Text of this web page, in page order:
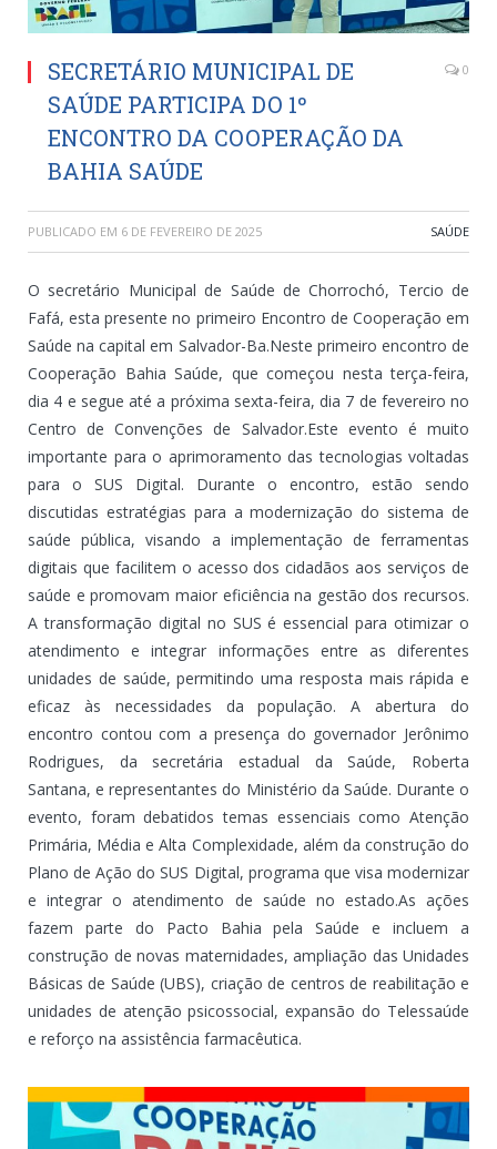
SECRETÁRIO MUNICIPAL DE
SAÚDE PARTICIPA DO 1º
ENCONTRO DA COOPERAÇÃO DA
BAHIA SAÚDE
0
PUBLICADO EM 6 DE FEVEREIRO DE 2025 SAÚDE
O secretário Municipal de Saúde de Chorrochó, Tercio de
Fafá, esta presente no primeiro Encontro de Cooperação em
Saúde na capital em Salvador-Ba.Neste primeiro encontro de
Cooperação Bahia Saúde, que começou nesta terça-feira,
dia 4 e segue até a próxima sexta-feira, dia 7 de fevereiro no
Centro de Convenções de Salvador.Este evento é muito
importante para o aprimoramento das tecnologias voltadas
para o SUS Digital. Durante o encontro, estão sendo
discutidas estratégias para a modernização do sistema de
saúde pública, visando a implementação de ferramentas
digitais que facilitem o acesso dos cidadãos aos serviços de
saúde e promovam maior eficiência na gestão dos recursos.
A transformação digital no SUS é essencial para otimizar o
atendimento e integrar informações entre as diferentes
unidades de saúde, permitindo uma resposta mais rápida e
eficaz às necessidades da população. A abertura do
encontro contou com a presença do governador Jerônimo
Rodrigues, da secretária estadual da Saúde, Roberta
Santana, e representantes do Ministério da Saúde. Durante o
evento, foram debatidos temas essenciais como Atenção
Primária, Média e Alta Complexidade, além da construção do
Plano de Ação do SUS Digital, programa que visa modernizar
e integrar o atendimento de saúde no estado.As ações
fazem parte do Pacto Bahia pela Saúde e incluem a
construção de novas maternidades, ampliação das Unidades
Básicas de Saúde (UBS), criação de centros de reabilitação e
unidades de atenção psicossocial, expansão do Telessaúde
e reforço na assistência farmacêutica.